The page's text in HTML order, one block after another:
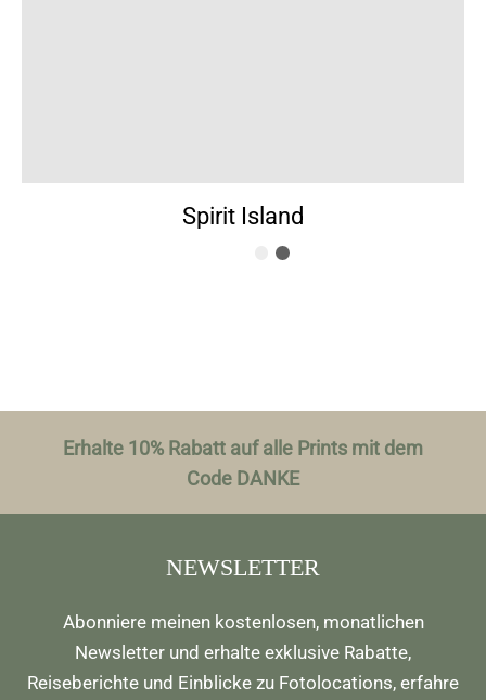
Spirit Island
Erhalte 10% Rabatt auf alle Prints mit dem
Code DANKE
NEWSLETTER
Abonniere meinen kostenlosen, monatlichen
Newsletter und erhalte exklusive Rabatte,
Reiseberichte und Einblicke zu Fotolocations, erfahre